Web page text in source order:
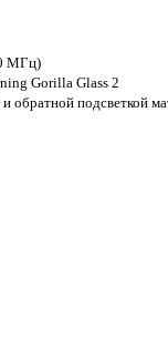
МГц)
Gorilla Glass 2
подсветкой